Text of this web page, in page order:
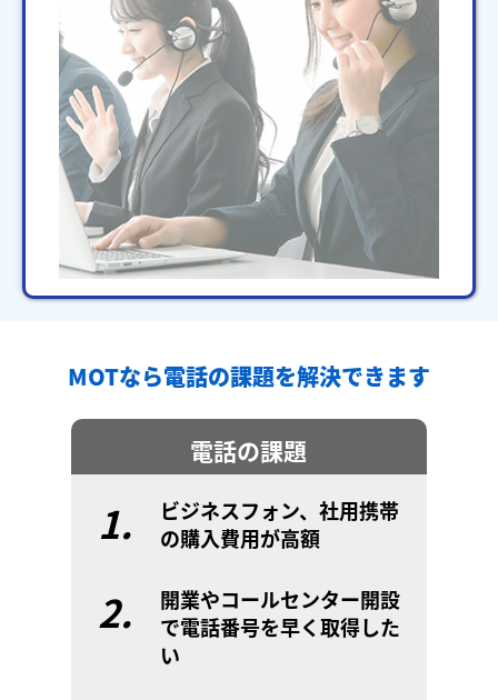
MOTなら電話の課題を解決できます
電話の課題
1.
ビジネスフォン、社用携帯
の購入費用が高額
2.
開業やコールセンター開設
で電話番号を早く取得した
い